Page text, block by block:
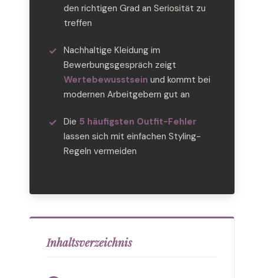
den richtigen Grad an Seriosität zu
treffen
Nachhaltige Kleidung im
Bewerbungsgespräch zeigt
Wertebewusstsein und kommt bei
modernen Arbeitgebern gut an
Die 5 häufigsten Outfit-Fehler
lassen sich mit einfachen Styling-
Regeln vermeiden
Inhaltsverzeichnis